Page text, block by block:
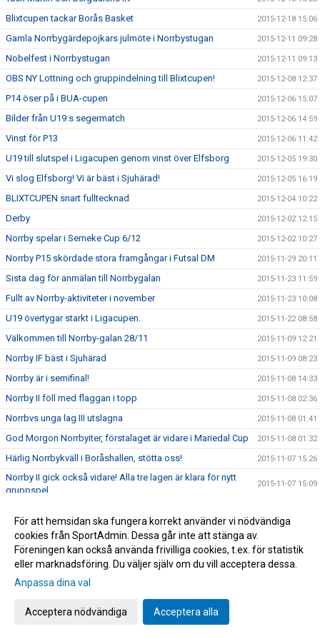
Blixtcupen tackar Borås Basket 2015-12-18 15:06
Gamla Norrbygärdepojkars julmöte i Norrbystugan 2015-12-11 09:28
Nobelfest i Norrbystugan 2015-12-11 09:13
OBS NY Lottning och gruppindelning till Blixtcupen! 2015-12-08 12:37
P14 öser på i BUA-cupen 2015-12-06 15:07
Bilder från U19:s segermatch 2015-12-06 14:59
Vinst för P13 2015-12-06 11:42
U19 till slutspel i Ligacupen genom vinst över Elfsborg 2015-12-05 19:30
Vi slog Elfsborg! Vi är bäst i Sjuhärad! 2015-12-05 16:19
BLIXTCUPEN snart fulltecknad 2015-12-04 10:22
Derby 2015-12-02 12:15
Norrby spelar i Serneke Cup 6/12 2015-12-02 10:27
Norrby P15 skördade stora framgångar i Futsal DM 2015-11-29 20:11
Sista dag för anmälan till Norrbygalan 2015-11-23 11:59
Fullt av Norrby-aktiviteter i november 2015-11-23 10:08
U19 övertygar starkt i Ligacupen. 2015-11-22 08:58
Välkommen till Norrby-galan 28/11 2015-11-09 12:21
Norrby IF bäst i Sjuhärad 2015-11-09 08:23
Norrby är i semifinal! 2015-11-08 14:33
Norrby II föll med flaggan i topp 2015-11-08 02:36
Norrbvs unga lag III utslagna 2015-11-08 01:41
God Morgon Norrbyiter, förstalaget är vidare i Mariedal Cup 2015-11-08 01:32
Härlig Norrbykväll i Boråshallen, stötta oss! 2015-11-07 15:26
Norrby II gick också vidare! Alla tre lagen är klara för nytt
gruppspel.
2015-11-07 15:09
11.00
Vi kan bli bättre! 2015-11-06 09:35
Tack Norrbysupporters! 32752:- från Svenska Spel 2015-11-06 09:23
Norrby föll med flaggan i topp
Sista matchen, nu avslutar vi snyggt
Öster-Norrby visas på Web-TV
För att hemsidan ska fungera korrekt använder vi nödvändiga
cookies från SportAdmin. Dessa går inte att stänga av.
Föreningen kan också använda frivilliga cookies, t.ex. för statistik
eller marknadsföring. Du väljer själv om du vill acceptera dessa.
Anpassa dina val
Acceptera nödvändiga Acceptera alla